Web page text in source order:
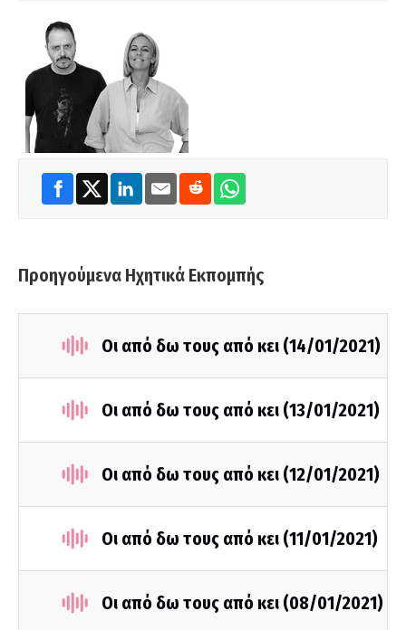
Προηγούμενα Ηχητικά Εκπομπής
Οι από δω τους από κει (14/01/2021)
Οι από δω τους από κει (13/01/2021)
Οι από δω τους από κει (12/01/2021)
Οι από δω τους από κει (11/01/2021)
Οι από δω τους από κει (08/01/2021)